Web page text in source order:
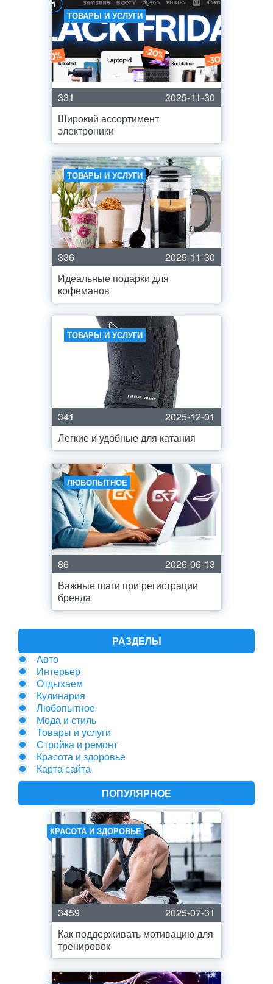
ТОВАРЫ И УСЛУГИ
331
2025-11-30
Широкий ассортимент
электроники
ТОВАРЫ И УСЛУГИ
336
2025-11-30
Идеальные подарки для
кофеманов
ТОВАРЫ И УСЛУГИ
341
2025-12-01
Легкие и удобные для катания
ЛЮБОПЫТНОЕ
86
2026-06-13
Важные шаги при регистрации
бренда
РАЗДЕЛЫ
Авто
Интерьер
Отдыхаем
Кулинария
Любопытное
Мода и стиль
Товары и услуги
Стройка и ремонт
Красота и здоровье
Карта сайта
ПОПУЛЯРНОЕ
КРАСОТА И ЗДОРОВЬЕ
3459
2025-07-31
Как поддерживать мотивацию для
тренировок